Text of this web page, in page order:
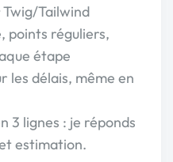
Twig/Tailwind
points réguliers,
étape
les délais, même en
3 lignes : je réponds
estimation.